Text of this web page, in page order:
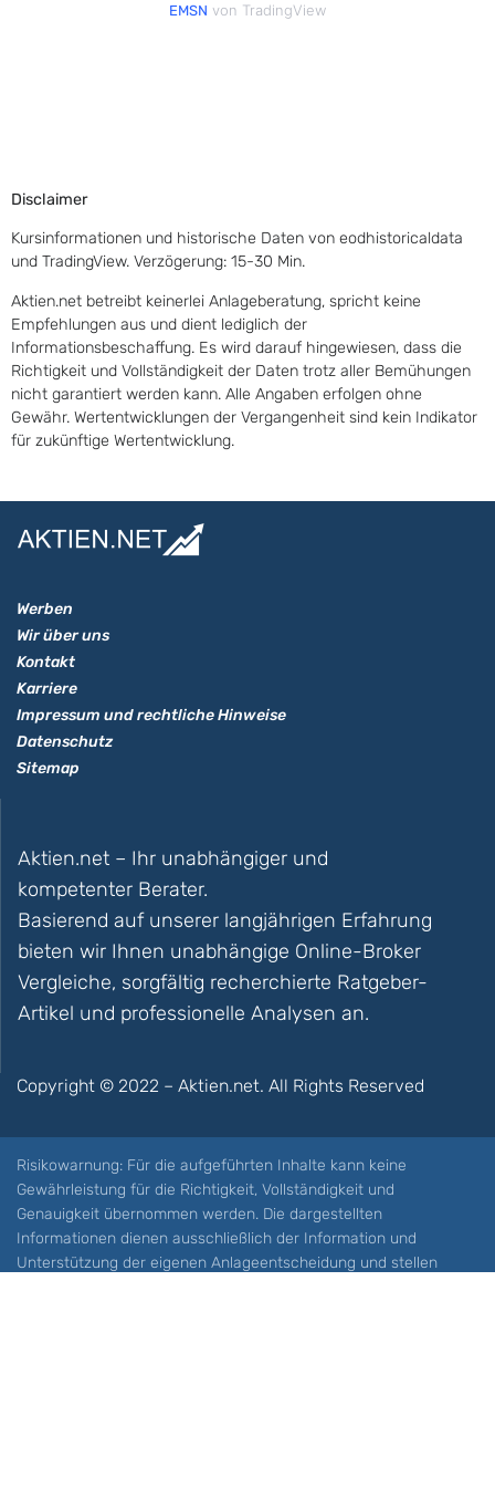
EMSN von TradingView
Disclaimer
Kursinformationen und historische Daten von eodhistoricaldata
und TradingView. Verzögerung: 15-30 Min.
Aktien.net betreibt keinerlei Anlageberatung, spricht keine
Empfehlungen aus und dient lediglich der
Informationsbeschaffung. Es wird darauf hingewiesen, dass die
Richtigkeit und Vollständigkeit der Daten trotz aller Bemühungen
nicht garantiert werden kann. Alle Angaben erfolgen ohne
Gewähr. Wertentwicklungen der Vergangenheit sind kein Indikator
für zukünftige Wertentwicklung.
Werben
Wir über uns
Kontakt
Karriere
Impressum und rechtliche Hinweise
Datenschutz
Sitemap
Aktien.net – Ihr unabhängiger und
kompetenter Berater.
Basierend auf unserer langjährigen Erfahrung
bieten wir Ihnen unabhängige Online-Broker
Vergleiche, sorgfältig recherchierte Ratgeber-
Artikel und professionelle Analysen an.
Copyright © 2022 – Aktien.net. All Rights Reserved
Risikowarnung: Für die aufgeführten Inhalte kann keine
Gewährleistung für die Richtigkeit, Vollständigkeit und
Genauigkeit übernommen werden. Die dargestellten
Informationen dienen ausschließlich der Information und
Unterstützung der eigenen Anlageentscheidung und stellen